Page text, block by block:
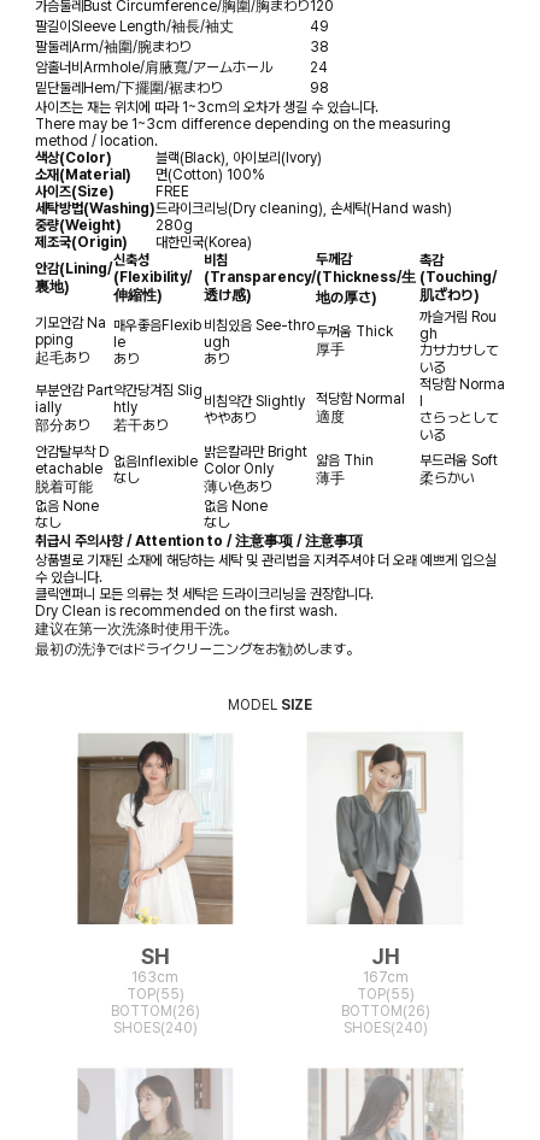
가슴둘레Bust Circumference/胸圍/胸まわり120
팔길이Sleeve Length/袖長/袖丈
49
팔둘레Arm/袖圍/腕まわり
38
암홀너비Armhole/肩腋寬/アームホール
24
밑단둘레Hem/下擺圍/裾まわり
98
사이즈는 재는 위치에 따라 1~3cm의 오차가 생길 수 있습니다.
There may be 1~3cm difference depending on the measuring
method / location.
색상(Color)
블랙(Black), 아이보리(Ivory)
소재(Material)
면(Cotton) 100%
사이즈(Size)
FREE
세탁방법(Washing)드라이크리닝(Dry cleaning), 손세탁(Hand wash)
중량(Weight)
280g
제조국(Origin)
대한민국(Korea)
안감(Lining/
裏地)
신축성
(Flexibility/
伸縮性)
비침
(Transparency/
透け感)
두께감
(Thickness/生
地の厚さ)
촉감
(Touching/
肌ざわり)
기모안감 Na
pping
起毛あり
매우좋음Flexib
le
あり
비침있음 See-thro
ugh
あり
두꺼움 Thick
厚手
까슬거림 Rou
gh
カサカサして
いる
부분안감 Part
ially
部分あり
약간당겨짐 Slig
htly
若干あり
비침약간Slightly
ややあり
적당함 Normal
適度
적당함 Norma
l
さらっとして
いる
안감탈부착 D
etachable
脱着可能
없음Inflexible
なし
밝은칼라만 Bright
Color Only
薄い色あり
얇음 Thin
薄手
부드러움 Soft
柔らかい
없음 None
なし
없음 None
なし
취급시 주의사항 / Attention to / 注意事项 / 注意事項
상품별로 기재된 소재에 해당하는 세탁 및 관리법을 지켜주셔야 더 오래 예쁘게 입으실
수 있습니다.
클릭앤퍼니 모든 의류는 첫 세탁은 드라이크리닝을 권장합니다.
Dry Clean is recommended on the first wash.
建议在第一次洗涤时使用干洗。
最初の洗浄ではドライクリーニングをお勧めします。
MODEL SIZE
SH
163cm
TOP(55)
BOTTOM(26)
SHOES(240)
JH
167cm
TOP(55)
BOTTOM(26)
SHOES(240)